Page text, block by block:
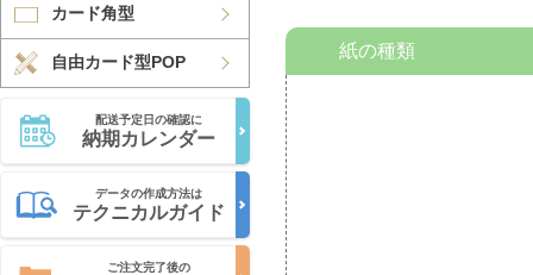
カード角型
自由カード型POP
配送予定日の確認に
納期カレンダー
データの作成方法は
テクニカルガイド
ご注文完了後の
紙の種類